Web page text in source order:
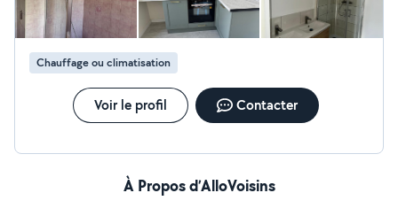
Chauffage ou climatisation
Voir le profil Contacter
À Propos d’AlloVoisins